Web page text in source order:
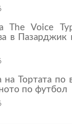
The Voice
в Пазарджик
на Тортата по
по футбол